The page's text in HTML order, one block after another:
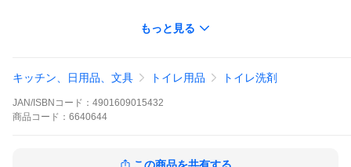
もっと見る
キッチン、日用品、文具 トイレ用品 トイレ洗剤
JAN/ISBNコード： 4901609015432
商品 コード： 6640644